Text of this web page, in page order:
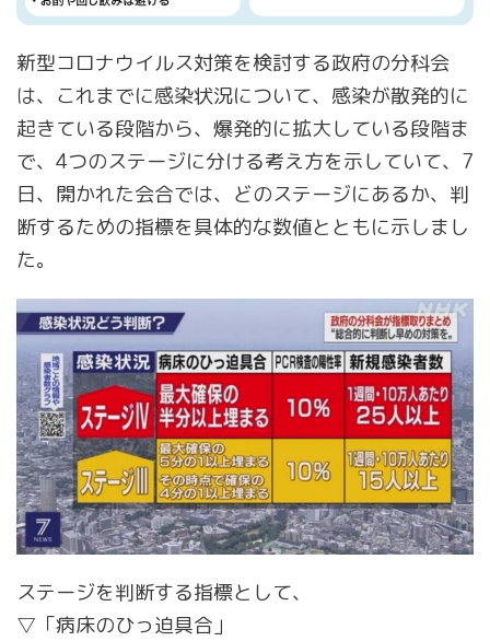
新型コロナウイルス対策を検討する政府の分科会
は、これまでに感染状況について、感染が散発的に
起きている段階から、爆発的に拡大している段階ま
で、4つのステージに分ける考え方を示していて、7
日、開かれた会合では、どのステージにあるか、判
断するための指標を具体的な数値とともに示しまし
た。
ステージを判断する指標として、
▽「病床のひっ迫具合」